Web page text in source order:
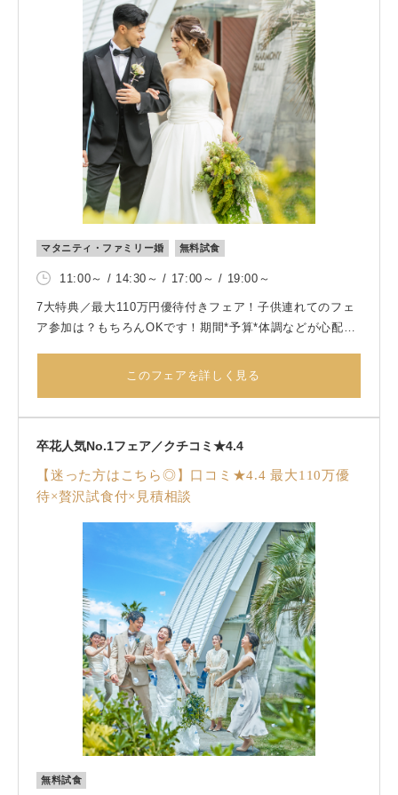
マタニティ・ファミリー婚 無料試食
11:00～ / 14:30～ / 17:00～ / 19:00～
7大特典／最大110万円優待付きフェア！子供連れてのフェ
ア参加は？もちろんOKです！期間*予算*体調などが心配な
ナーだから安心してお任せください！
このフェアを詳しく見る
卒花人気No.1フェア／クチコミ★4.4
【迷った方はこちら◎】口コミ★4.4 最大110万優
待×贅沢試食付×見積相談
無料試食